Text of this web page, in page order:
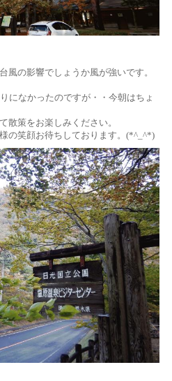
風の影響でしょうか風が強いです。
になかったのですが・・今朝はちょ
散策をお楽しみください。
の笑顔お待ちしております。(*^_^*)